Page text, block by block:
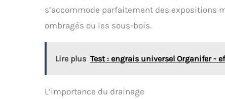
s’accommode parfaitement des expositions
ombragés ou les sous-bois.
Lire plus Test : engrais universel Organifer -
L’importance du drainage